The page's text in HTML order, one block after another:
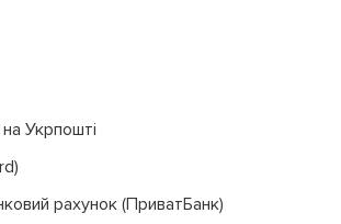
Укрпошті
рахунок (ПриватБанк)